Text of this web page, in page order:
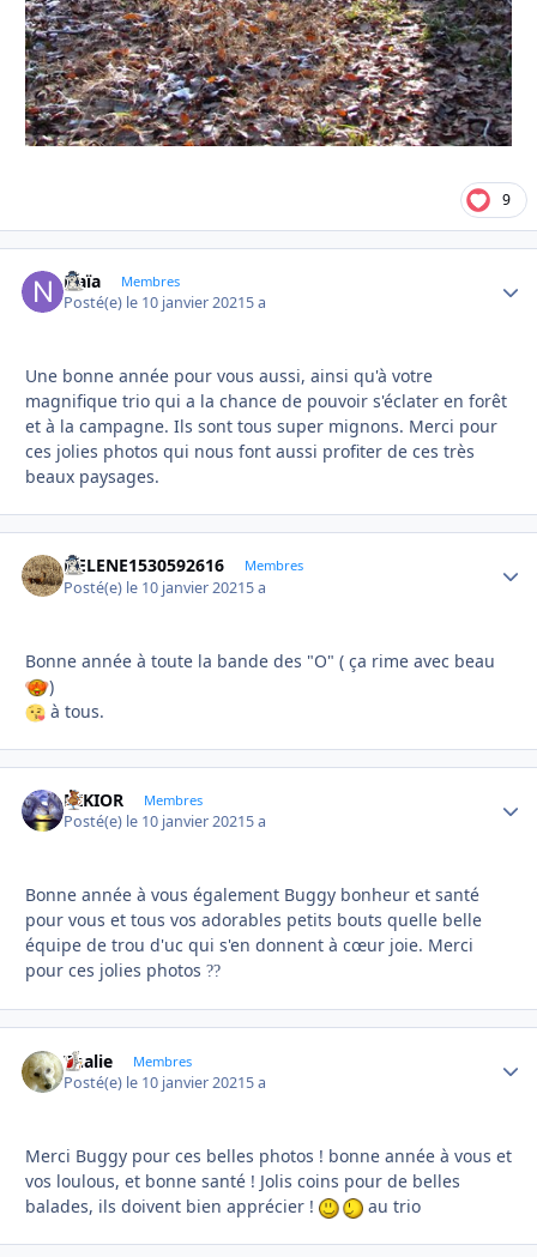
9
Naïa Membres
Posté(e) le 10 janvier 20215 a
Une bonne année pour vous aussi, ainsi qu'à votre
magnifique trio qui a la chance de pouvoir s'éclater en forêt
et à la campagne. Ils sont tous super mignons. Merci pour
ces jolies photos qui nous font aussi profiter de ces très
beaux paysages.
HELENE1530592616 Membres
Posté(e) le 10 janvier 20215 a
Bonne année à toute la bande des "O" ( ça rime avec beau
)
à tous.
NIKIOR Membres
Posté(e) le 10 janvier 20215 a
Bonne année à vous également Buggy bonheur et santé
pour vous et tous vos adorables petits bouts quelle belle
équipe de trou d'uc qui s'en donnent à cœur joie. Merci
pour ces jolies photos ??
Thalie Membres
Posté(e) le 10 janvier 20215 a
Merci Buggy pour ces belles photos ! bonne année à vous et
vos loulous, et bonne santé ! Jolis coins pour de belles
balades, ils doivent bien apprécier !
au trio